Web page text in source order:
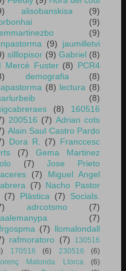
alisobanskisa
(9)
(9)
(9)
(9)
jaumilletvi
silllopisor (9) Gabriel (8)
Mercè Fuster (8) PCR4
demografia
(8)
(8) lectura (8)
(8)
(8)
160516
200516 (7) Adrian cots
Alain Saul Castro Pardo
Dora R. (7) Franccesc
(7)
Gema Martinez
(7)
Jose Prieto
(7)
Miguel Angel
(7) Nacho Pastor
(7) Plàstica (7)
Socials.
adrcotsmo
(7)
(7)
(7) llomalondall
rafmoratoro (7)
130516
170516 (6) 230516
(6)
Malonda Llorca
(6)